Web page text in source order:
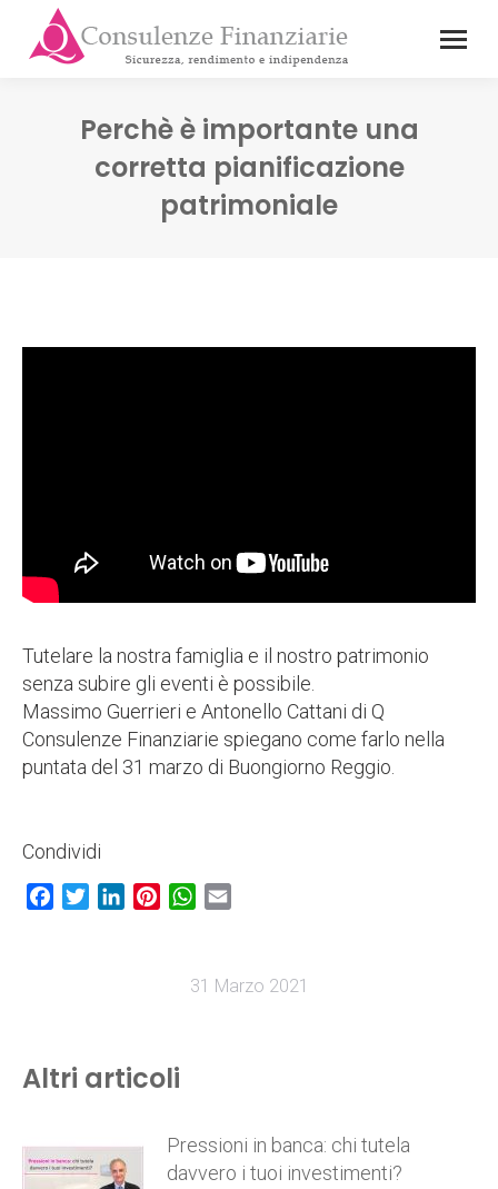
Perchè è importante una
corretta pianificazione
patrimoniale
Tutelare la nostra famiglia e il nostro patrimonio
senza subire gli eventi è possibile.
Massimo Guerrieri e Antonello Cattani di Q
Consulenze Finanziarie spiegano come farlo nella
puntata del 31 marzo di Buongiorno Reggio.
Condividi
Facebook
TwitterLinkedInPinterestWhatsApp
31 Marzo 2021
Altri articoli
Pressioni in banca: chi tutela
davvero i tuoi investimenti?